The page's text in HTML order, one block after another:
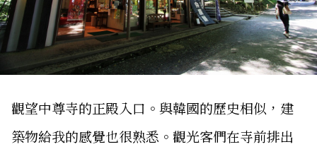
觀望中尊寺的正殿入口。與韓國的歷史相似，建
築物給我的感覺也很熟悉。觀光客們在寺前排出